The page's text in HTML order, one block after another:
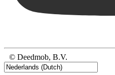
© Deedmob, B.V.